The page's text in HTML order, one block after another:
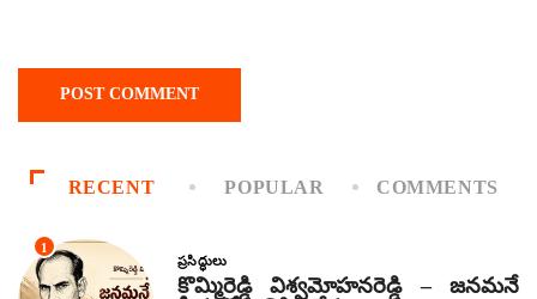
RECENT POPULAR COMMENTS
1
ప్రసిద్ధులు
కొమ్మిరెడ్డి విశ్వమోహనరెడ్డి – జనమనే